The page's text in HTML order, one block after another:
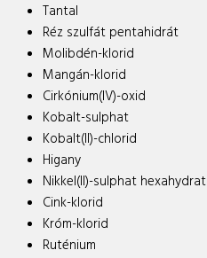
Tantal
Réz szulfát pentahidrát
Molibdén-klorid
Mangán-klorid
Cirkónium(IV)-oxid
Kobalt-sulphat
Kobalt(II)-chlorid
Higany
Nikkel(II)-sulphat hexahydrat
Cink-klorid
Króm-klorid
Ruténium